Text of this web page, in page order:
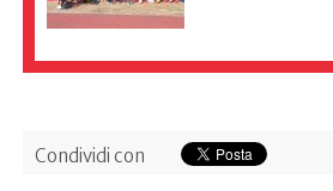
Condividi con